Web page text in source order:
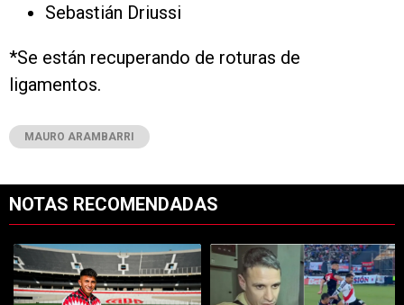
Sebastián Driussi
*Se están recuperando de roturas de
ligamentos.
MAURO ARAMBARRI
NOTAS RECOMENDADAS
Un artículo de tendencia con el título "Llegó el noveno: Thiago
Un artículo de tendencia con el